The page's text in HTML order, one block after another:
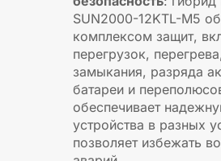
SUN2000-12KTL-M5
комплексом защит,
перегрузок,
замыкания, разряда
батареи и
обеспечивает
устройства в разных
позволяет избежать